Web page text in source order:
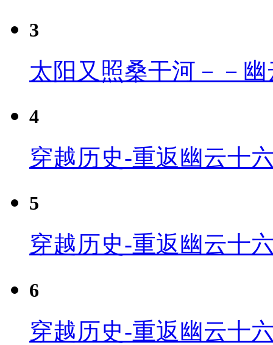
3
太阳又照桑干河－－
4
穿越历史-重返幽云十
5
穿越历史-重返幽云十
6
穿越历史-重返幽云十